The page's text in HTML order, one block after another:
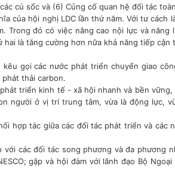
cú sốc và (6) Củng cố quan hệ đối tác
của hội nghị LDC lần thứ năm. Với tư cách
Trong đó có việc nâng cao nội lực và năng
là tăng cường hơn nữa khả năng tiếp
gọi các nước phát triển chuyển giao
thải carbon.
triển kinh tế - xã hội nhanh và bền
người ở vị trí trung tâm, vừa là động lực,
hợp tác giữa các đối tác phát triển và các
các đối tác song phương và đa phương
gặp và hội đàm với lãnh đạo Bộ